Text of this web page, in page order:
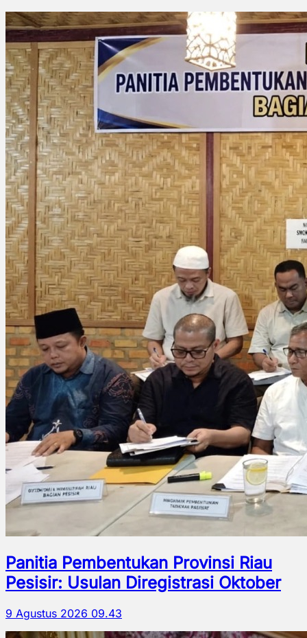
Panitia Pembentukan Provinsi Riau
Pesisir: Usulan Diregistrasi Oktober
9 Agustus 2026 09.43